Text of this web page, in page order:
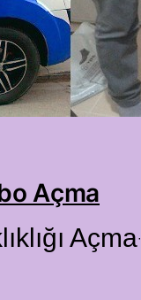
Açma
Açma·